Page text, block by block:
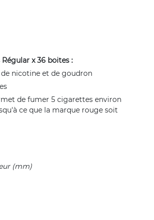
x 36 boites :
de nicotine et de goudron
de fumer 5 cigarettes environ
ce que la marque rouge soit
(mm)